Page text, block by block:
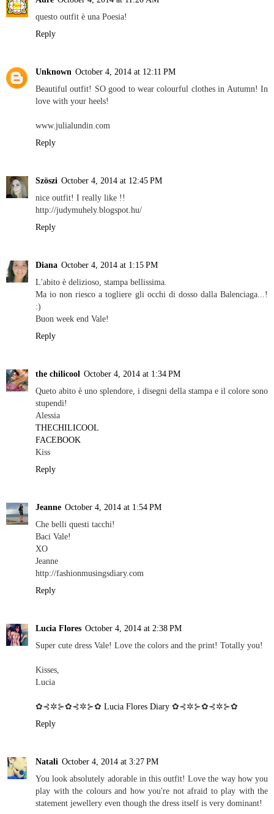
questo outfit è una Poesia!
Reply
Unknown October 4, 2014 at 12:11 PM
Beautiful outfit! SO good to wear colourful clothes in Autumn! In
love with your heels!
www.julialundin.com
Reply
Szöszi October 4, 2014 at 12:45 PM
nice outfit! I really like !!
http://judymuhely.blogspot.hu/
Reply
Diana October 4, 2014 at 1:15 PM
L'abito è delizioso, stampa bellissima.
Ma io non riesco a togliere gli occhi di dosso dalla Balenciaga...!
:)
Buon week end Vale!
Reply
the chilicool October 4, 2014 at 1:34 PM
Queto abito è uno splendore, i disegni della stampa e il colore sono
stupendi!
Alessia
THECHILICOOL
FACEBOOK
Kiss
Reply
Jeanne October 4, 2014 at 1:54 PM
Che belli questi tacchi!
Baci Vale!
XO
Jeanne
http://fashionmusingsdiary.com
Reply
Lucia Flores October 4, 2014 at 2:38 PM
Super cute dress Vale! Love the colors and the print! Totally you!
Kisses,
Lucia
✿⊰✲⊱✿⊰✲⊱✿ Lucia Flores Diary ✿⊰✲⊱✿⊰✲⊱✿
Reply
Natali October 4, 2014 at 3:27 PM
You look absolutely adorable in this outfit! Love the way how you
play with the colours and how you're not afraid to play with the
statement jewellery even though the dress itself is very dominant!